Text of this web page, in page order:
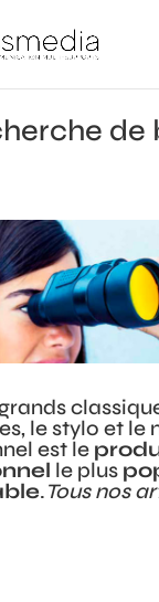
de
le stylo et le
est le
le plus
.Tous nos